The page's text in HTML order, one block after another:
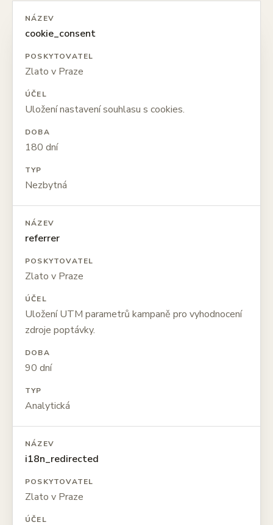
NÁZEV
cookie_consent
POSKYTOVATEL
Zlato v Praze
ÚČEL
Uložení nastavení souhlasu s cookies.
DOBA
180 dní
TYP
Nezbytná
NÁZEV
referrer
POSKYTOVATEL
Zlato v Praze
ÚČEL
Uložení UTM parametrů kampaně pro vyhodnocení
zdroje poptávky.
DOBA
90 dní
TYP
Analytická
NÁZEV
i18n_redirected
POSKYTOVATEL
Zlato v Praze
ÚČEL